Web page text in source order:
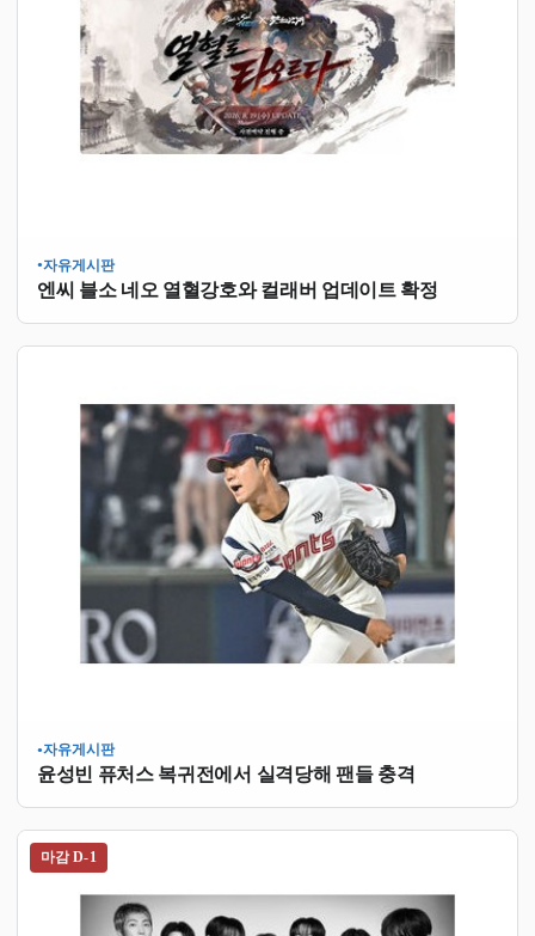
●자유게시판
엔씨 블소 네오 열혈강호와 컬래버 업데이트 확정
●자유게시판
윤성빈 퓨처스 복귀전에서 실격당해 팬들 충격
마감 D-1